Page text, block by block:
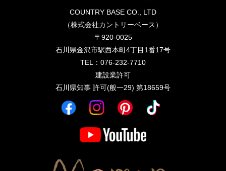
COUNTRY BASE CO., LTD
（株式会社カントリーベース）
〒920-0025
石川県金沢市駅西本町4丁目1番17号
TEL：076-232-7710
建設業許可
石川県知事 許可(般一29) 第18659号